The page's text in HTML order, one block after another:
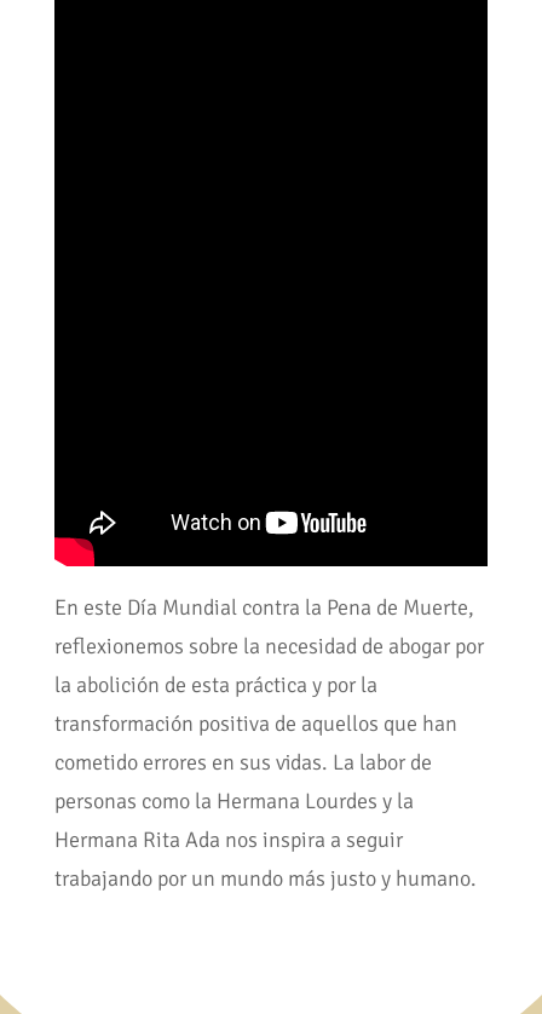
En este Día Mundial contra la Pena de Muerte,
reflexionemos sobre la necesidad de abogar por
la abolición de esta práctica y por la
transformación positiva de aquellos que han
cometido errores en sus vidas. La labor de
personas como la Hermana Lourdes y la
Hermana Rita Ada nos inspira a seguir
trabajando por un mundo más justo y humano.